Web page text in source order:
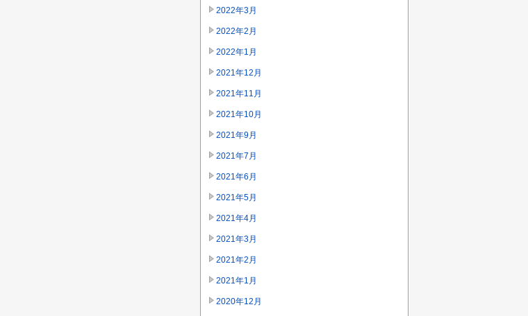
2022年3月
2022年2月
2022年1月
2021年12月
2021年11月
2021年10月
2021年9月
2021年7月
2021年6月
2021年5月
2021年4月
2021年3月
2021年2月
2021年1月
2020年12月